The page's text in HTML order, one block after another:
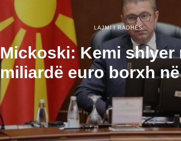
LAJMI I RADHËS
Mickoski: Kemi shlyer
miliardë euro borxh